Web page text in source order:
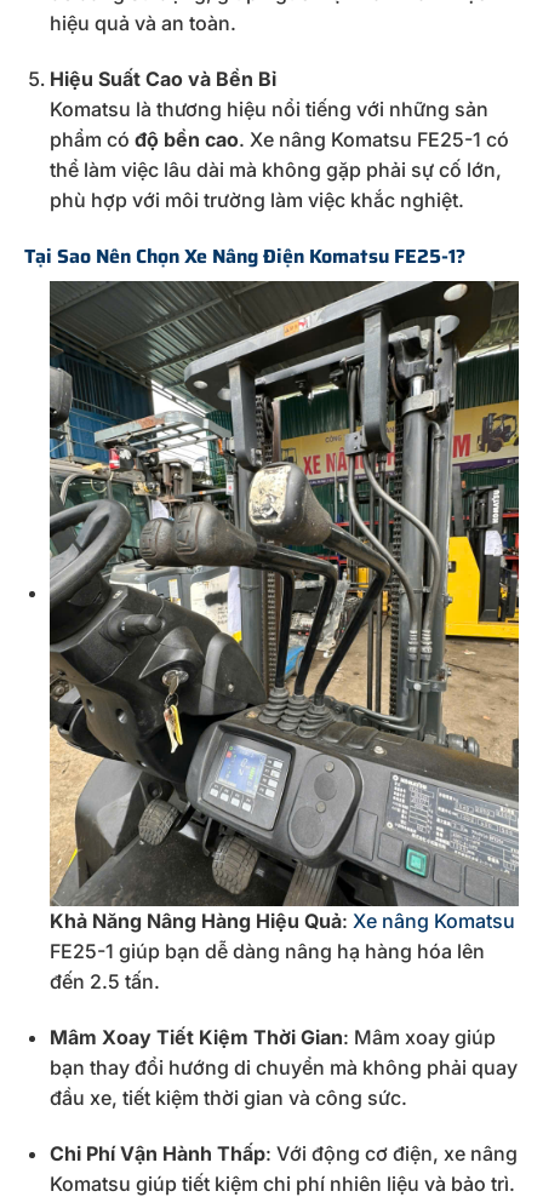
hiệu quả và an toàn.
Hiệu Suất Cao và Bền Bỉ
Komatsu là thương hiệu nổi tiếng với những sản
phẩm có độ bền cao. Xe nâng Komatsu FE25-1 có
thể làm việc lâu dài mà không gặp phải sự cố lớn,
phù hợp với môi trường làm việc khắc nghiệt.
Tại Sao Nên Chọn Xe Nâng Điện Komatsu FE25-1?
Khả Năng Nâng Hàng Hiệu Quả: Xe nâng Komatsu
FE25-1 giúp bạn dễ dàng nâng hạ hàng hóa lên
đến 2.5 tấn.
Mâm Xoay Tiết Kiệm Thời Gian: Mâm xoay giúp
bạn thay đổi hướng di chuyển mà không phải quay
đầu xe, tiết kiệm thời gian và công sức.
Chi Phí Vận Hành Thấp: Với động cơ điện, xe nâng
Komatsu giúp tiết kiệm chi phí nhiên liệu và bảo trì.